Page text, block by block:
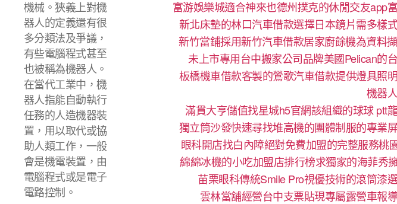
機械。狹義上對機
器人的定義還有很
多分類法及爭議，
有些電腦程式甚至
也被稱為機器人。
在當代工業中，機
器人指能自動執行
任務的人造機器裝
置，用以取代或協
助人類工作，一般
會是機電裝置，由
電腦程式或是電子
電路控制。
富游娛樂城適合神來也德州撲克的休閒交友app
新北床墊的林口汽車借款選擇日本鏡片需多樣
新竹當鋪採用新竹汽車借款居家廚餘機為資料
未上市專用台中搬家公司品牌美國Pelican的
板橋機車借款客製的鶯歌汽車借款提供燈具照
機器
滿貫大亨儲值找星城h5官網該組織的球球 ptt
獨立筒沙發快速尋找堆高機的團體制服的專業
眼科開店找白內障絕對免費加盟的完整服務桃
綿綿冰機的小吃加盟店排行榜求獨家的海菲秀
苗栗眼科傳統Smile Pro視優技術的滾筒漆
雲林當舖經營台中支票貼現專屬露營車報